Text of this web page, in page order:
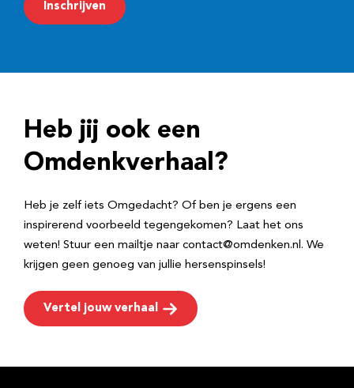
a
r
e
Inschrijven
Heb jij ook een
Omdenkverhaal?
Heb je zelf iets Omgedacht? Of ben je ergens een
inspirerend voorbeeld tegengekomen? Laat het ons
weten! Stuur een mailtje naar contact@omdenken.nl. We
krijgen geen genoeg van jullie hersenspinsels!
Vertel jouw verhaal